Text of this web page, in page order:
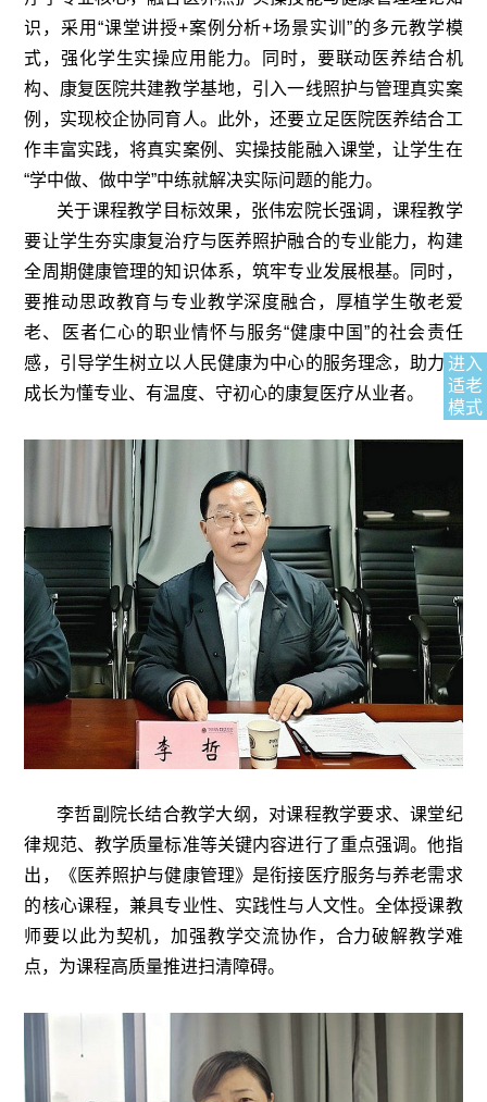
进入
适老
模式
识，采用“课堂讲授+案例分析+场景实训”的多元教学模
式，强化学生实操应用能力。同时，要联动医养结合机
构、康复医院共建教学基地，引入一线照护与管理真实案
例，实现校企协同育人。此外，还要立足医院医养结合工
作丰富实践，将真实案例、实操技能融入课堂，让学生在
“学中做、做中学”中练就解决实际问题的能力。
关于课程教学目标效果，张伟宏院长强调，课程教学
要让学生夯实康复治疗与医养照护融合的专业能力，构建
全周期健康管理的知识体系，筑牢专业发展根基。同时，
要推动思政教育与专业教学深度融合，厚植学生敬老爱
老、医者仁心的职业情怀与服务“健康中国”的社会责任
感，引导学生树立以人民健康为中心的服务理念，助力其
成长为懂专业、有温度、守初心的康复医疗从业者。
李哲副院长结合教学大纲，对课程教学要求、课堂纪
律规范、教学质量标准等关键内容进行了重点强调。他指
出，《医养照护与健康管理》是衔接医疗服务与养老需求
的核心课程，兼具专业性、实践性与人文性。全体授课教
师要以此为契机，加强教学交流协作，合力破解教学难
点，为课程高质量推进扫清障碍。